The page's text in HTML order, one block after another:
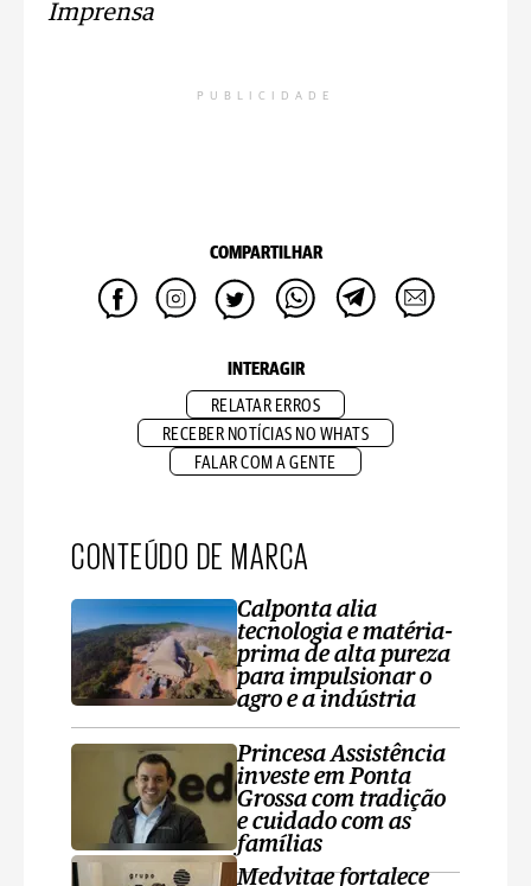
Imprensa
PUBLICIDADE
COMPARTILHAR
INTERAGIR
RELATAR ERROS
RECEBER NOTÍCIAS NO WHATS
FALAR COM A GENTE
CONTEÚDO DE MARCA
Calponta alia
tecnologia e matéria-
prima de alta pureza
para impulsionar o
agro e a indústria
Princesa Assistência
investe em Ponta
Grossa com tradição
e cuidado com as
famílias
Medvitae fortalece